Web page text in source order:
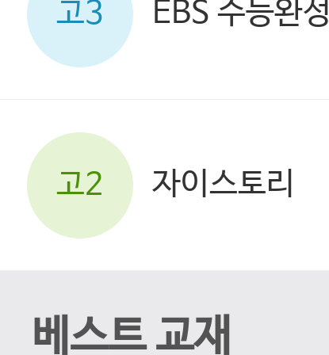
고3 EBS 수능완성
고2 자이스토리
베스트 교재